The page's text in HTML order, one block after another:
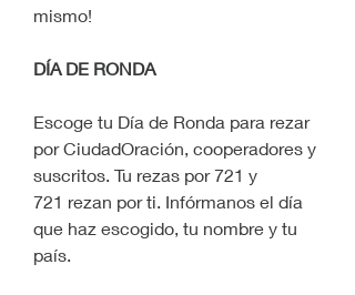
mismo!
DÍA DE RONDA
Escoge tu Día de Ronda para rezar
por CiudadOración, cooperadores y
suscritos. Tu rezas por 721 y
721 rezan por ti. Infórmanos el día
que haz escogido, tu nombre y tu
país.